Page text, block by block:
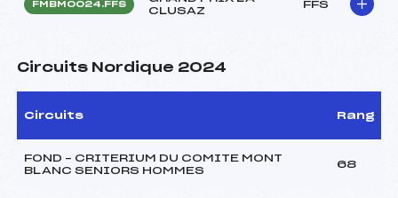
FMBM0024.FFS
CLUSAZ
FFS
Circuits Nordique 2024
Circuits Rang
FOND – CRITERIUM DU COMITE MONT
BLANC SENIORS HOMMES
68